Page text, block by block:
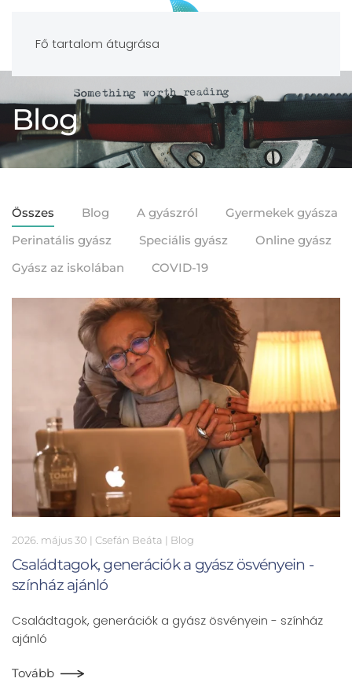
Fő tartalom átugrása
Blog
Összes Blog A gyászról
Gyermekek gyásza
Perinatális gyász
Speciális gyász
Online gyász
Gyász az iskolában
COVID-19
2026. május 30 | Csefán Beáta | Blog
Családtagok, generációk a gyász ösvényein -
színház ajánló
Családtagok, generációk a gyász ösvényein - színház
ajánló
Tovább